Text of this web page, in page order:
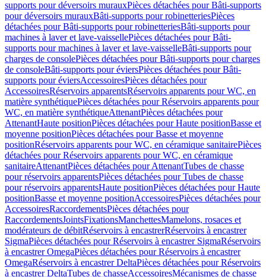
supports pour déversoirs murauxPièces détachées pour Bâti-supports
pour déversoirs murauxBâti-supports pour robinetteriesPièces
détachées pour Bâti-supports pour robinetteriesBâti-supports pour
machines à laver et lave-vaissellePièces détachées pour Bâti-
supports pour machines à laver et lave-vaisselleBâti-supports pour
charges de consolePièces détachées pour Bâti-supports pour charges
de consoleBâti-supports pour éviersPièces détachées pour Bâti-
supports pour éviersAccessoiresPièces détachées pour
AccessoiresRéservoirs apparentsRéservoirs apparents pour WC, en
matière synthétiquePièces détachées pour Réservoirs apparents pour
WC, en matière synthétiqueAttenantPièces détachées pour
AttenantHaute positionPièces détachées pour Haute positionBasse et
moyenne positionPièces détachées pour Basse et moyenne
positionRéservoirs apparents pour WC, en céramique sanitairePièces
détachées pour Réservoirs apparents pour WC, en céramique
sanitaireAttenantPièces détachées pour AttenantTubes de chasse
pour réservoirs apparentsPièces détachées pour Tubes de chasse
pour réservoirs apparentsHaute positionPièces détachées pour Haute
positionBasse et moyenne positionAccessoiresPièces détachées pour
AccessoiresRaccordementsPièces détachées pour
RaccordementsJointsFixationsManchettesMamelons, rosaces et
modérateurs de débitRéservoirs à encastrerRéservoirs à encastrer
SigmaPièces détachées pour Réservoirs à encastrer SigmaRéservoirs
à encastrer OmegaPièces détachées pour Réservoirs à encastrer
OmegaRéservoirs à encastrer DeltaPièces détachées pour Réservoirs
à encastrer DeltaTubes de chasseAccessoiresMécanismes de chasse